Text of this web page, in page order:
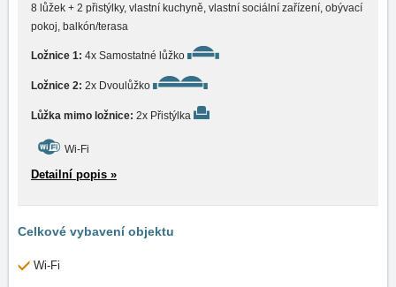
8 lůžek + 2 přistýlky, vlastní kuchyně, vlastní sociální zařízení, obývací
pokoj, balkón/terasa
Ložnice 1: 4x Samostatné lůžko
Ložnice 2: 2x Dvoulůžko
Lůžka mimo ložnice: 2x Přistýlka
Wi-Fi
Detailní popis »
Celkové vybavení objektu
Wi-Fi